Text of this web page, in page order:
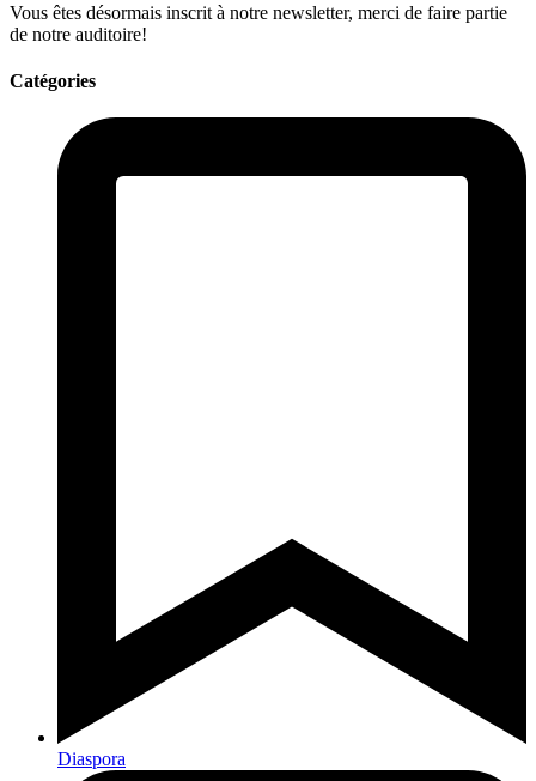
Vous êtes désormais inscrit à notre newsletter, merci de faire partie
de notre auditoire!
Catégories
Diaspora